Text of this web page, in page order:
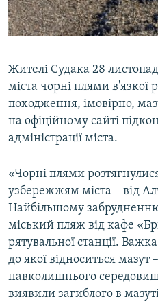
СВІДЧЕННЯ ОКУПАЦІЇ
УКРАЇНСЬКА ПРОБЛЕМА КРИМУ
Qırımtatar
Усі сайти RFE/RL
Жителі Судака 28
міста чорні плями в'язкої
походження, імовірно,
на офіційному сайті
адміністрації міста.
«Чорні плями
узбережжям міста – від
Найбільшому
міський пляж від кафе
рятувальної станції.
до якої відноситься
навколишнього
виявили загиблого в